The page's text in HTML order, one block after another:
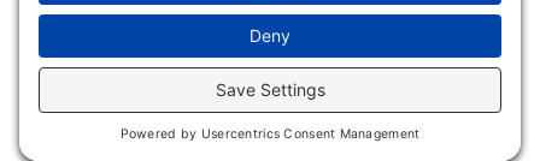
CONDICIONES DE USO
POLÍTICA DE COOKIES
English(Inglés) Español